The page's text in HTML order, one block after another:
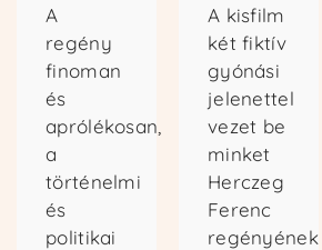
Bejelentkezem
Regisztrálok
A
regény
finoman
és
aprólékosan,
a
történelmi
és
politikai
A kisfilm
két fiktív
gyónási
jelenettel
vezet be
minket
Herczeg
Ferenc
regényének